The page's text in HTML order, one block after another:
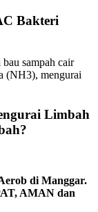
Bakteri
sampah cair
(NH3), mengurai
Limbah
di Manggar.
AMAN dan